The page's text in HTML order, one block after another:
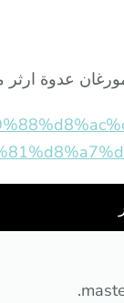
مورغان عدوة